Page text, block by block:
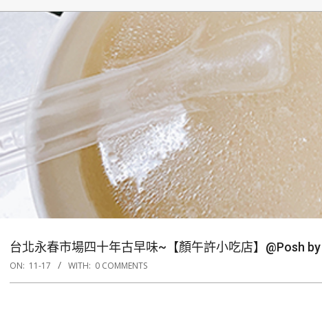
台北永春市場四十年古早味~【顏午許小吃店】@Posh
ON: 11-17 WITH: 0 COMMENTS